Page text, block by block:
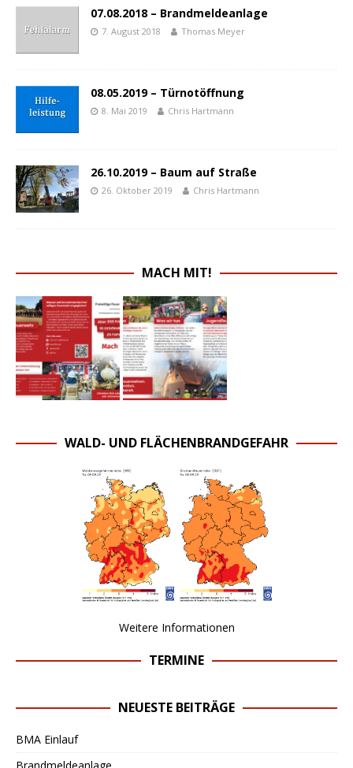
07.08.2018 – Brandmeldeanlage
7. August 2018 Thomas Meyer
08.05.2019 – Türnotöffnung
8. Mai 2019 Chris Hartmann
26.10.2019 – Baum auf Straße
26. Oktober 2019 Chris Hartmann
MACH MIT!
WALD- UND FLÄCHENBRANDGEFAHR
Weitere Informationen
TERMINE
NEUESTE BEITRÄGE
BMA Einlauf